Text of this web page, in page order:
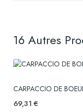
16 Autres
69,31 €